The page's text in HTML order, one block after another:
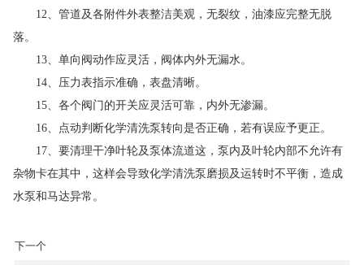
12、管道及各附件外表整洁美观，无裂纹，油漆应完整无脱
落。
13、单向阀动作应灵活，阀体内外无漏水。
14、压力表指示准确，表盘清晰。
15、各个阀门的开关应灵活可靠，内外无渗漏。
16、点动判断化学清洗泵转向是否正确，若有误应予更正。
17、要清理干净叶轮及泵体流道这，泵内及叶轮内部不允许有
杂物卡在其中，这样会导致化学清洗泵磨损及运转时不平衡，造成
水泵和马达异常。
下一个